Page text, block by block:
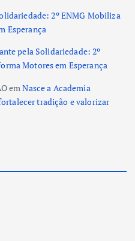
2º ENMG Mobiliza
Esperança
pela Solidariedade: 2º
Motores em Esperança
emNasce a Academia
tradição e valorizar